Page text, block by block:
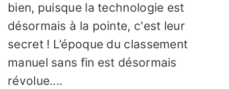
bien, puisque la technologie est
désormais à la pointe, c'est leur
secret ! L’époque du classement
manuel sans fin est désormais
révolue....